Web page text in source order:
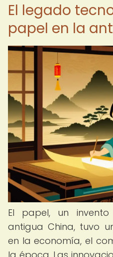
El legado
papel en la
El papel, un
antigua China, tuvo
en la economía, el